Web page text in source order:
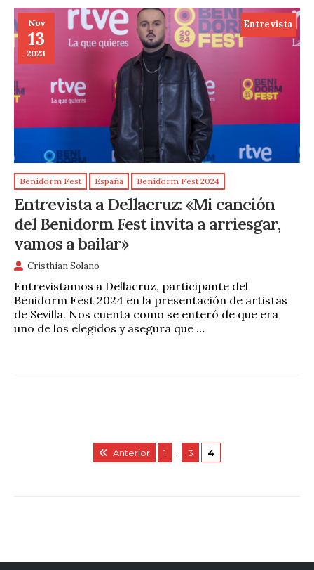
Nov
13
2023
Entrevista
Benidorm Fest España Benidorm Fest 2024
Entrevista a Dellacruz: «Mi canción
del Benidorm Fest invita a arriesgar,
vamos a bailar»
Cristhian Solano
Entrevistamos a Dellacruz, participante del
Benidorm Fest 2024 en la presentación de artistas
de Sevilla. Nos cuenta como se enteró de que era
uno de los elegidos y asegura que …
Anterior 1 3 4